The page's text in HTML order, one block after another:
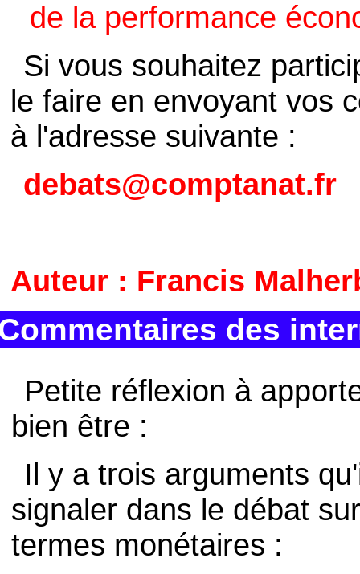
de la performance
Si vous souhaitez
le faire en envoyant vos
à l'adresse suivante :
debats@comptanat.fr
Auteur : Francis
des
Petite réflexion à
bien être :
Il y a trois arguments
signaler dans le débat
termes monétaires :